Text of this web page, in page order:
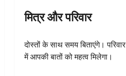
मित्र और परिवार
दोस्तों के साथ समय बिताएंगे। परिवार
में आपकी बातों को महत्व मिलेगा।